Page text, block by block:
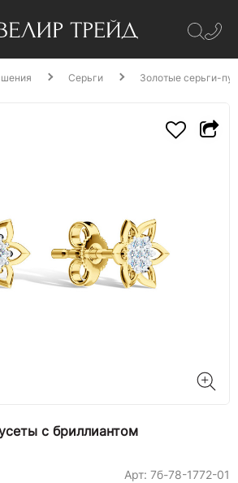
Серьги Золотые серьги-
с бриллиантом
Арт: 7б-78-1772-01